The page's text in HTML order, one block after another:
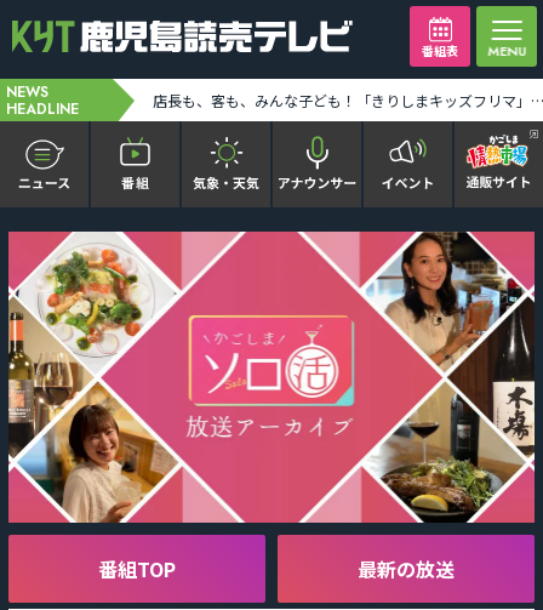
番組表
NEWS
HEADLINE 24時間テレビキャラバンカー大隅地区 テーマは「わたしの家族の話～あなたは誰を想う？～」 [2026-08-06 19:39:00] 店長も、客も、みんな子ども！「きりしまキッズフリマ」に出店した姉妹に密着 [2026-08-06 19:41:00]
かごピタ FAMILIAR
KYT news every かごしま
かごしまソロ活
It推しTV
番組表を見る
番組TOP 最新の放送